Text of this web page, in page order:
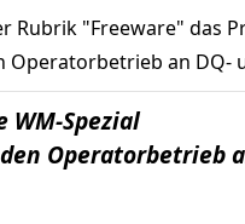
Rubrik "Freeware" das
an DQ-
WM-Spezial
Operatorbetrieb